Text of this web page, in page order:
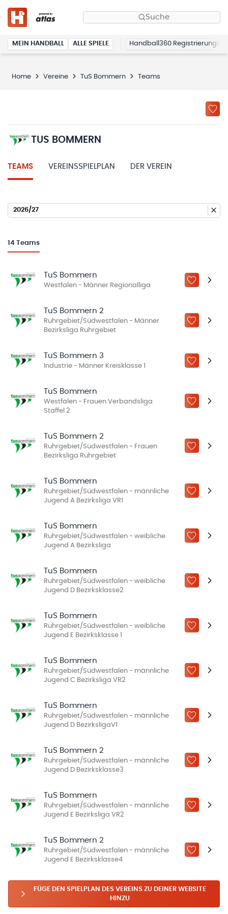
Suche
MEIN HANDBALL ALLE SPIELE Handball360 Registrierung
Home Vereine TuS Bommern Teams
TUS BOMMERN
TEAMS VEREINSSPIELPLAN DER VEREIN
2026/27
14 Teams
TuS Bommern
Westfalen - Männer Regionalliga ZU „MEINE
TuS Bommern 2
Ruhrgebiet/Südwestfalen - Männer
Bezirksliga Ruhrgebiet
ZU „MEINE
TuS Bommern 3
Industrie - Männer Kreisklasse 1 ZU „MEINE
TuS Bommern
Westfalen - Frauen Verbandsliga
Staffel 2
ZU „MEINE
TuS Bommern 2
Ruhrgebiet/Südwestfalen - Frauen
Bezirksliga Ruhrgebiet
ZU „MEINE
TuS Bommern
Ruhrgebiet/Südwestfalen - männliche
Jugend A Bezirksliga VR1
ZU „MEINE
TuS Bommern
Ruhrgebiet/Südwestfalen - weibliche
Jugend A Bezirksliga
ZU „MEINE
TuS Bommern
Ruhrgebiet/Südwestfalen - weibliche
Jugend D Bezirksklasse2
ZU „MEINE
TuS Bommern
Ruhrgebiet/Südwestfalen - weibliche
Jugend E Bezirksklasse 1
ZU „MEINE
TuS Bommern
Ruhrgebiet/Südwestfalen - männliche
Jugend C Bezirksliga VR2
ZU „MEINE
TuS Bommern
Ruhrgebiet/Südwestfalen - männliche
Jugend D BezirksligaV1
ZU „MEINE
TuS Bommern 2
Ruhrgebiet/Südwestfalen - männliche
Jugend D Bezirksklasse3
ZU „MEINE
TuS Bommern
Ruhrgebiet/Südwestfalen - männliche
Jugend E Bezirksliga VR2
ZU „MEINE
TuS Bommern 2
Ruhrgebiet/Südwestfalen - männliche
Jugend E Bezirksklasse4
ZU „MEINE
FÜGE DEN SPIELPLAN DES VEREINS ZU DEINER WEBSITE
HINZU